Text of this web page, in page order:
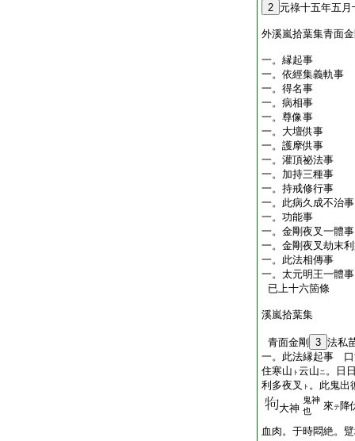
2 元祿十五年五
外溪嵐拾葉集青面
一。縁起事
一。依經集義軌事
一。得名事
一。病相事
一。尊像事
一。大壇供事
一。護摩供事
一。灌頂祕法事
一。加持三種事
一。持戒修行事
一。此病久成不治事
一。功能事
一。金剛夜叉一體事
一。金剛夜叉劫末
一。此法相傳事
一。太元明王一體事
已上十六箇條
溪嵐拾葉集
青面金剛 3 法私
一。此法縁起事 口
住寒山 ト 云山ニ。日
利多夜叉 ト 。此鬼出
大神
鬼神
也
來テ降
血肉。于時悶絶。